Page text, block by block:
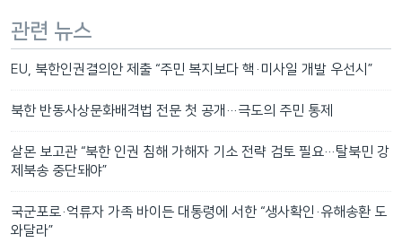
관련 뉴스
EU, 북한인권결의안 제출 “주민 복지보다 핵·미사일 개발 우선시”
북한 반동사상문화배격법 전문 첫 공개…극도의 주민 통제
살몬 보고관 “북한 인권 침해 가해자 기소 전략 검토 필요…탈북민 강
제북송 중단돼야”
국군포로·억류자 가족 바이든 대통령에 서한 “생사확인·유해송환 도
와달라”